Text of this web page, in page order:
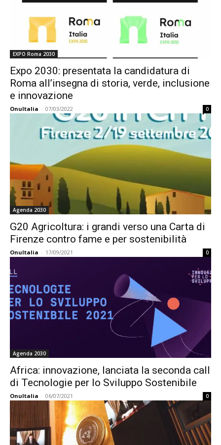
EXPO Roma 2030
Expo 2030: presentata la candidatura di
Roma all’insegna di storia, verde, inclusione
e innovazione
OnuItalia - 07/03/2022 0
Agenda 2030
G20 Agricoltura: i grandi verso una Carta di
Firenze contro fame e per sostenibilità
OnuItalia - 17/09/2021 0
Agenda 2030
Africa: innovazione, lanciata la seconda call
di Tecnologie per lo Sviluppo Sostenibile
OnuItalia - 06/07/2021 0